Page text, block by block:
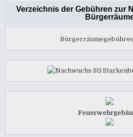
Verzeichnis der Gebühren zur